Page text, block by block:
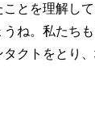
ことを理解し
ね。私たち
タクトをとり